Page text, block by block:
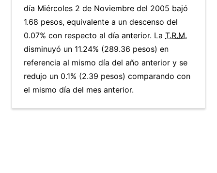
día Miércoles 2 de Noviembre del 2005 bajó
1.68 pesos, equivalente a un descenso del
0.07% con respecto al día anterior. La T.R.M.
disminuyó un 11.24% (289.36 pesos) en
referencia al mismo día del año anterior y se
redujo un 0.1% (2.39 pesos) comparando con
el mismo día del mes anterior.